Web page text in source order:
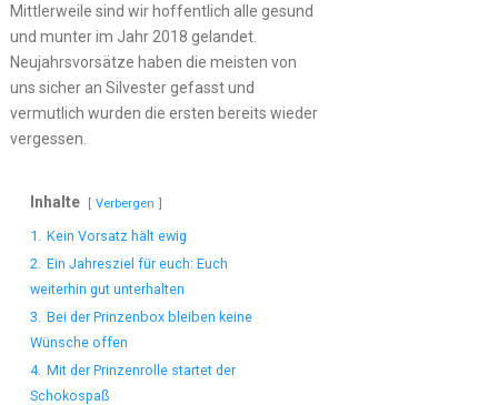
Mittlerweile sind wir hoffentlich alle gesund
und munter im Jahr 2018 gelandet.
Neujahrsvorsätze haben die meisten von
uns sicher an Silvester gefasst und
vermutlich wurden die ersten bereits wieder
vergessen.
Inhalte Verbergen
1.
Kein Vorsatz hält ewig
2. Ein Jahresziel für euch: Euch
weiterhin gut unterhalten
3. Bei der Prinzenbox bleiben keine
Wünsche offen
4. Mit der Prinzenrolle startet der
Schokospaß